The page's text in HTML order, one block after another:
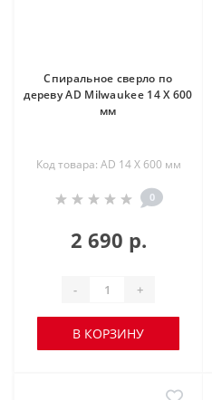
Спиральное сверло по
дереву AD Milwaukee 14 X 600
мм
Код товара: AD 14 X 600 мм
0
2 690 р.
- +
В КОРЗИНУ